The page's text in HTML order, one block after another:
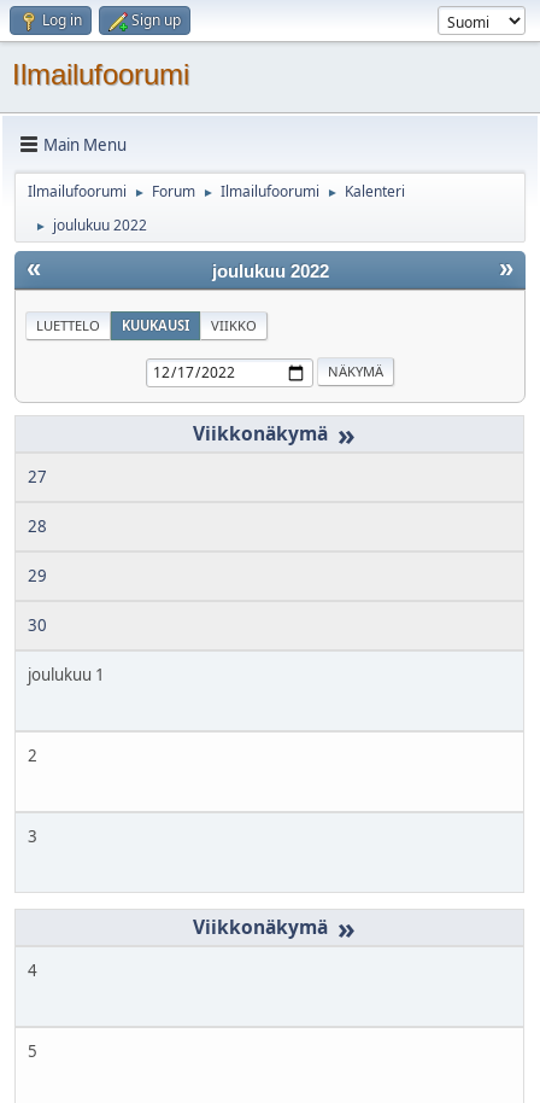
Log in Sign up
Ilmailufoorumi
Main Menu
Ilmailufoorumi ► Forum ► Ilmailufoorumi ► Kalenteri
► joulukuu 2022
« »
joulukuu 2022
LUETTELO KUUKAUSI VIIKKO
»
27
28
29
30
joulukuu 1
2
3
»
4
5